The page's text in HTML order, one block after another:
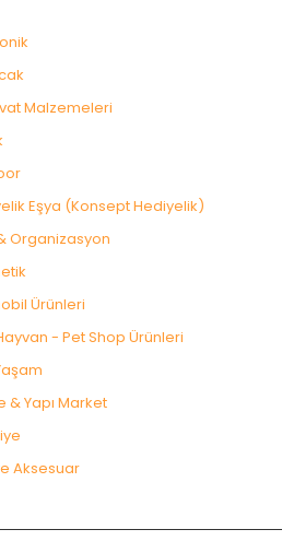
Malzemeleri
Eşya (Konsept Hediyelik)
Organizasyon
Ürünleri
- Pet Shop Ürünleri
& Yapı Market
Aksesuar